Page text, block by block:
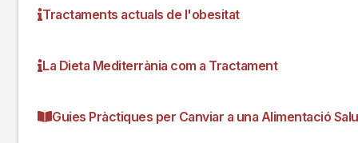
Tractaments actuals de l'obesitat
La Dieta Mediterrània com a Tractament
Guies Pràctiques per Canviar a una Alimentació